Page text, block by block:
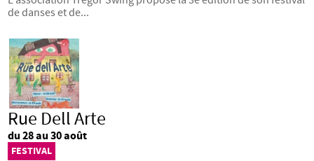
de danses et de...
Rue Dell Arte
du 28 au 30 août
FESTIVAL